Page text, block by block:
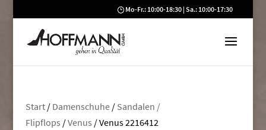
Mo-Fr.: 10:00-18:30 | Sa.: 10:00-17:30
Start/ Damenschuhe/ Sandalen /
Flipflops /Venus / Venus 2216412